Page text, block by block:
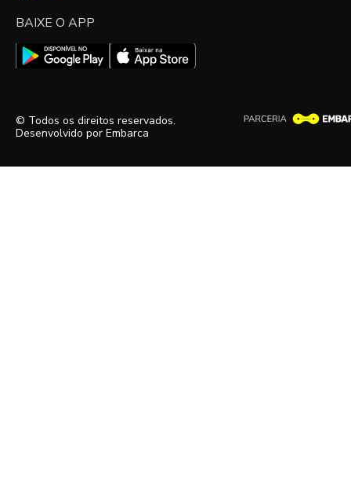
BAIXE O APP
© Todos os direitos reservados.
Desenvolvido por Embarca